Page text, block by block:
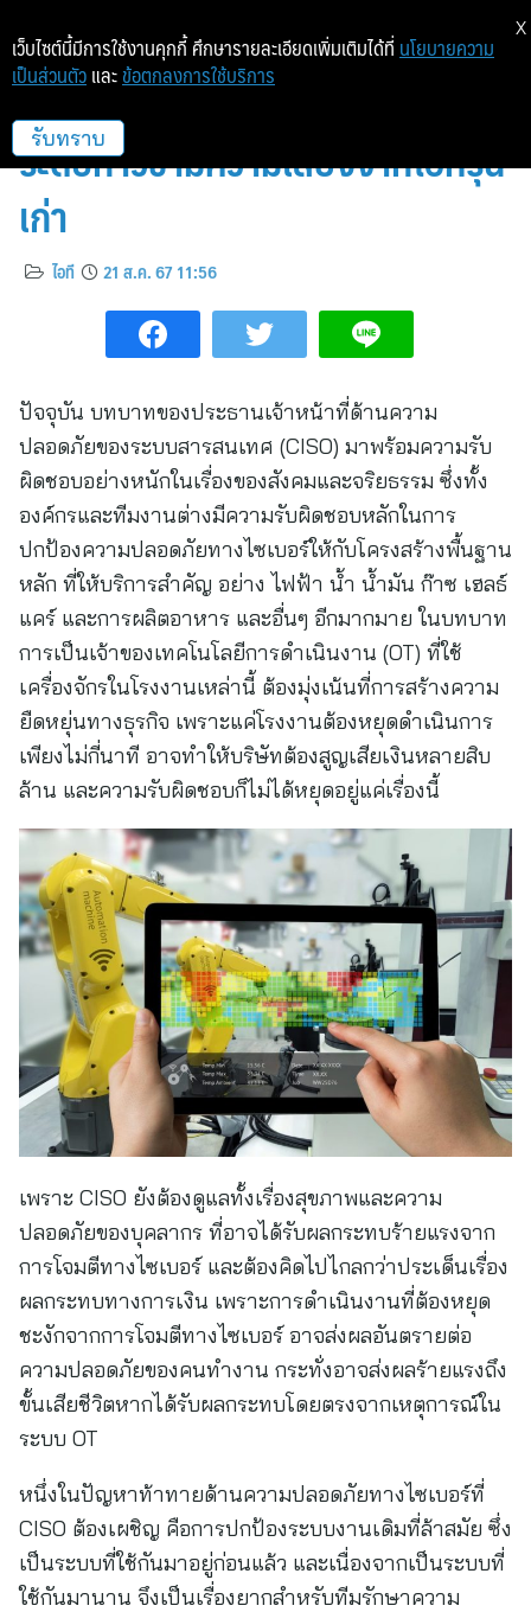
ชไนเดอร์ อิเล็คทริค ช่วยลูกค้ายก
ระดับก้าวข้ามความเสี่ยงจากโอทีรุ่น
เก่า
ไอที 21 ส.ค. 67 11:56
ปัจจุบัน บทบาทของประธานเจ้าหน้าที่ด้านความ
ปลอดภัยของระบบสารสนเทศ (CISO) มาพร้อมความรับ
ผิดชอบอย่างหนักในเรื่องของสังคมและจริยธรรม ซึ่งทั้ง
องค์กรและทีมงานต่างมีความรับผิดชอบหลักในการ
ปกป้องความปลอดภัยทางไซเบอร์ให้กับโครงสร้างพื้นฐาน
หลัก ที่ให้บริการสำคัญ อย่าง ไฟฟ้า น้ำ น้ำมัน ก๊าซ เฮลธ์
แคร์ และการผลิตอาหาร และอื่นๆ อีกมากมาย ในบทบาท
การเป็นเจ้าของเทคโนโลยีการดำเนินงาน (OT) ที่ใช้
เครื่องจักรในโรงงานเหล่านี้ ต้องมุ่งเน้นที่การสร้างความ
ยืดหยุ่นทางธุรกิจ เพราะแค่โรงงานต้องหยุดดำเนินการ
เพียงไม่กี่นาที อาจทำให้บริษัทต้องสูญเสียเงินหลายสิบ
ล้าน และความรับผิดชอบก็ไม่ได้หยุดอยู่แค่เรื่องนี้
เพราะ CISO ยังต้องดูแลทั้งเรื่องสุขภาพและความ
ปลอดภัยของบุคลากร ที่อาจได้รับผลกระทบร้ายแรงจาก
การโจมตีทางไซเบอร์ และต้องคิดไปไกลกว่าประเด็นเรื่อง
ผลกระทบทางการเงิน เพราะการดำเนินงานที่ต้องหยุด
ชะงักจากการโจมตีทางไซเบอร์ อาจส่งผลอันตรายต่อ
ความปลอดภัยของคนทำงาน กระทั่งอาจส่งผลร้ายแรงถึง
ขั้นเสียชีวิตหากได้รับผลกระทบโดยตรงจากเหตุการณ์ใน
ระบบ OT
หนึ่งในปัญหาท้าทายด้านความปลอดภัยทางไซเบอร์ที่
CISO ต้องเผชิญ คือการปกป้องระบบงานเดิมที่ล้าสมัย ซึ่ง
เป็นระบบที่ใช้กันมาอยู่ก่อนแล้ว และเนื่องจากเป็นระบบที่
ใช้กันมานาน จึงเป็นเรื่องยากสำหรับทีมรักษาความ
เว็บไซต์นี้มีการใช้งานคุกกี้ ศึกษารายละเอียดเพิ่มเติมได้ที่ นโยบายความ
เป็นส่วนตัว และ ข้อตกลงการใช้บริการ
รับทราบ
X